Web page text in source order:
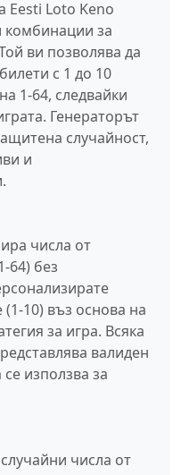
Eesti Loto Keno
комбинации за
ви позволява да
с 1 до 10
1-64, следвайки
Генераторът
случайност,
и
числа от
64) без
(1-10) въз основа на
за игра. Всяка
валиден
използва за
числа от